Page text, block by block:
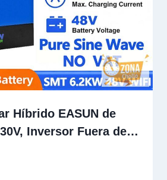
Híbrido EASUN de
Inversor Fuera de…